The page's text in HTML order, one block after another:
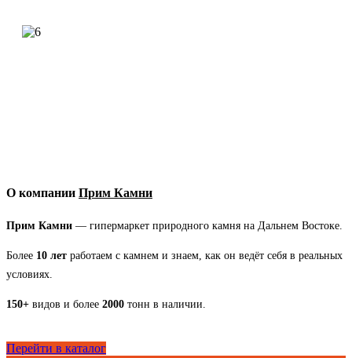
О компании Прим Камни
Прим Камни — гипермаркет природного камня на Дальнем Востоке.
Более 10 лет работаем с камнем и знаем, как он ведёт себя в реальных
условиях.
150+ видов и более 2000 тонн в наличии.
Перейти в каталог